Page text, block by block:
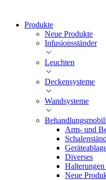
Produkte
Neue Produkte
Infusionsständer
Leuchten
Deckensysteme
Wandsysteme
Arm- und
Diverses
Neue